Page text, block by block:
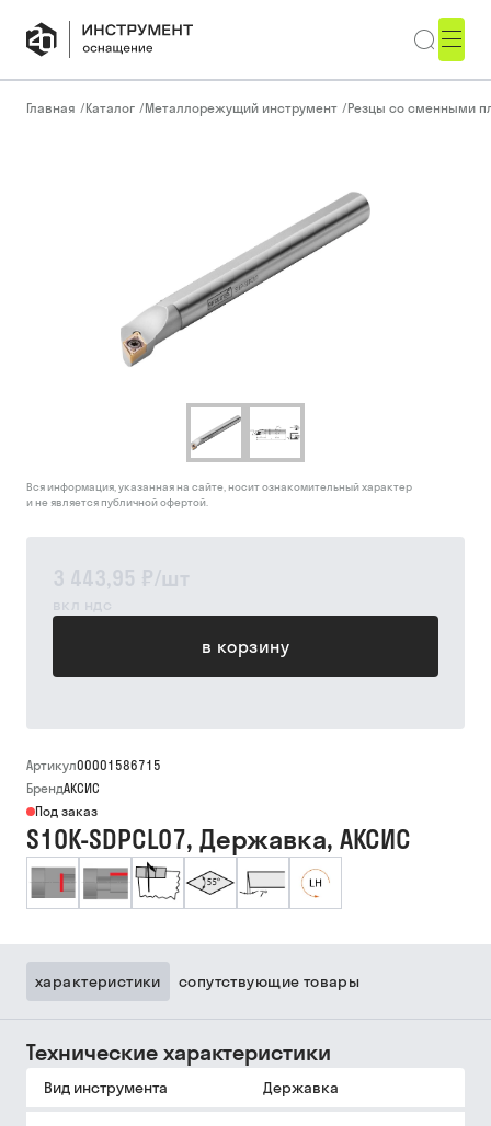
Главная /Каталог /Металлорежущий инструмент /Резцы со сменными
3 443,95 ₽/шт
вкл ндс
в корзину
Вся информация, указанная на сайте, носит ознакомительный характер
и не является публичной офертой.
Артикул00001586715
БрендАКСИС
Под заказ
S10K-SDPCL07, Державка, АКСИС
характеристики сопутствующие товары
Технические характеристики
Вид инструмента Державка